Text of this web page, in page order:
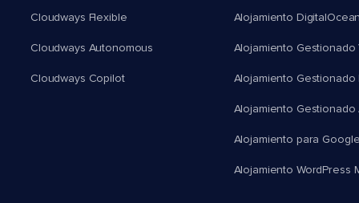
Cloudways Flexible
Cloudways Autonomous
Cloudways Copilot
Alojamiento
Alojamiento Gestionado
Alojamiento Gestionado
Alojamiento Gestionado
Alojamiento para
Alojamiento WordPress